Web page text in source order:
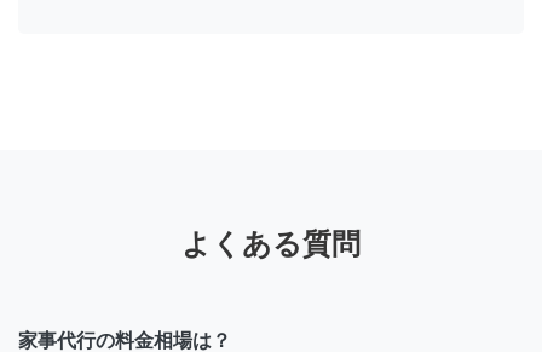
よくある質問
家事代行の料金相場は？